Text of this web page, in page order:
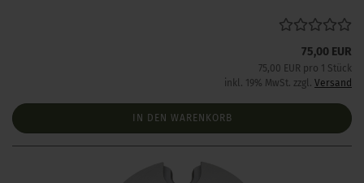
75,00 EUR
75,00 EUR pro 1 Stück
inkl. 19% MwSt. zzgl. Versand
IN DEN WARENKORB